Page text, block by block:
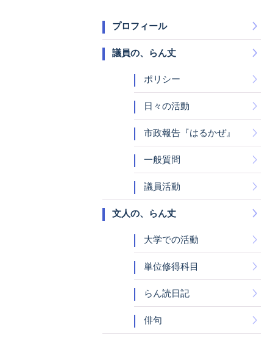
プロフィール
議員の、らん丈
ポリシー
日々の活動
市政報告『はるかぜ』
一般質問
議員活動
文人の、らん丈
大学での活動
単位修得科目
らん読日記
俳句